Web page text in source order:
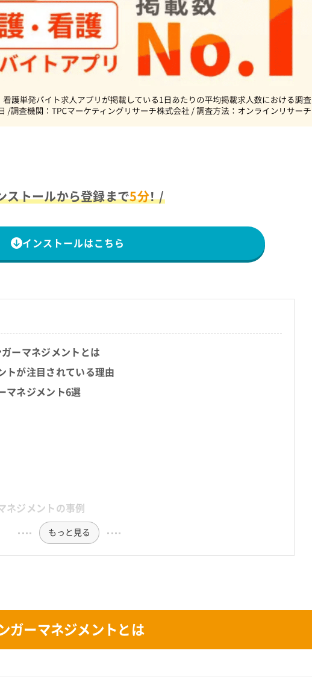
ストールから登録まで5分！ /
インストールはこちら
ガーマネジメントとは
トが注目されている理由
マネジメント6選
ネジメントの事例
もっと見る
ガーマネジメントとは